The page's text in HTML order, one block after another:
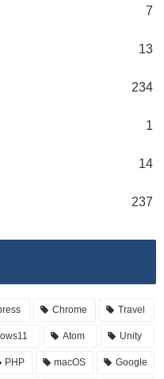
7
13
234
1
14
237
Chrome Travel
Atom Unity
PHP macOS Google